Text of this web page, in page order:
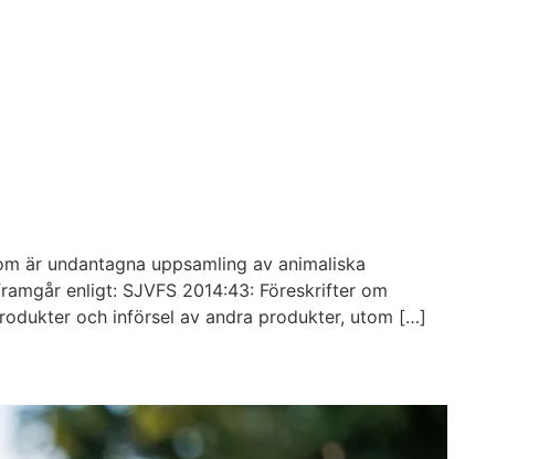
är undantagna uppsamling av animaliska
enligt: SJVFS 2014:43: Föreskrifter om
och införsel av andra produkter, utom […]